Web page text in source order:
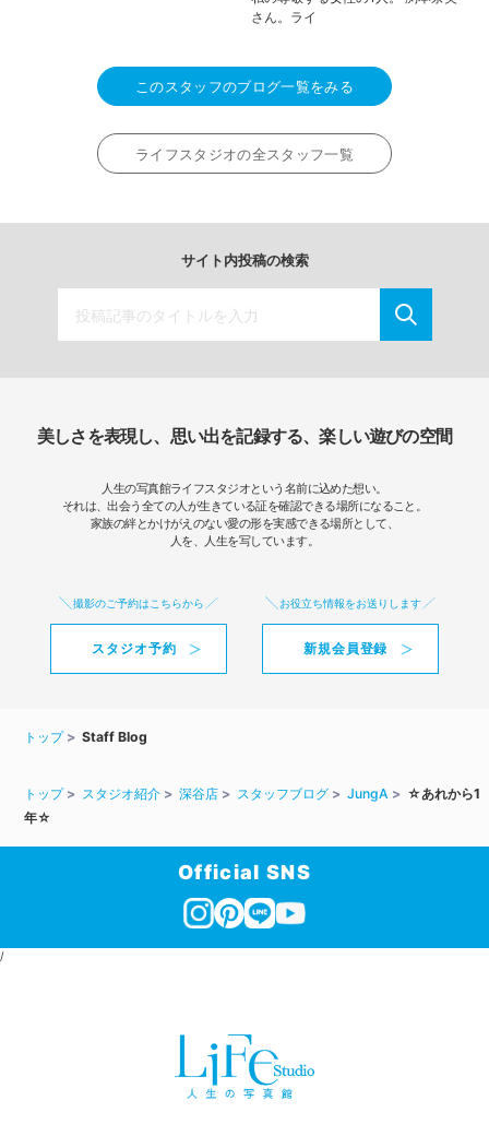
さん。ライ
このスタッフのブログ一覧をみる
ライフスタジオの全スタッフ一覧
サイト内投稿の検索
美しさを表現し、思い出を記録する、楽しい遊びの空間
人生の写真館ライフスタジオという名前に込めた想い。
それは、出会う全ての人が生きている証を確認できる場所になること。
家族の絆とかけがえのない愛の形を実感できる場所として、
人を、人生を写しています。
撮影のご予約はこちらから
スタジオ予約
お役立ち情報をお送りします
新規会員登録
トップ Staff Blog
トップ スタジオ紹介 深谷店 スタッフブログ JungA
☆あれから1
年☆
Official SNS
/